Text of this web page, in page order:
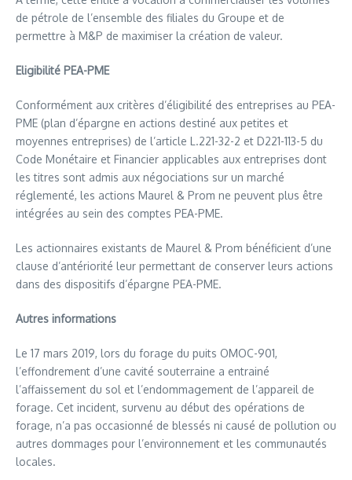
de pétrole de l’ensemble des filiales du Groupe et de
permettre à M&P de maximiser la création de valeur.
Eligibilité PEA-PME
Conformément aux critères d’éligibilité des entreprises au PEA-
PME (plan d’épargne en actions destiné aux petites et
moyennes entreprises) de l’article L.221-32-2 et D221-113-5 du
Code Monétaire et Financier applicables aux entreprises dont
les titres sont admis aux négociations sur un marché
réglementé, les actions Maurel & Prom ne peuvent plus être
intégrées au sein des comptes PEA-PME.
Les actionnaires existants de Maurel & Prom bénéficient d’une
clause d’antériorité leur permettant de conserver leurs actions
dans des dispositifs d’épargne PEA-PME.
Autres informations
Le 17 mars 2019, lors du forage du puits OMOC-901,
l’effondrement d’une cavité souterraine a entrainé
l’affaissement du sol et l’endommagement de l’appareil de
forage. Cet incident, survenu au début des opérations de
forage, n’a pas occasionné de blessés ni causé de pollution ou
autres dommages pour l’environnement et les communautés
locales.